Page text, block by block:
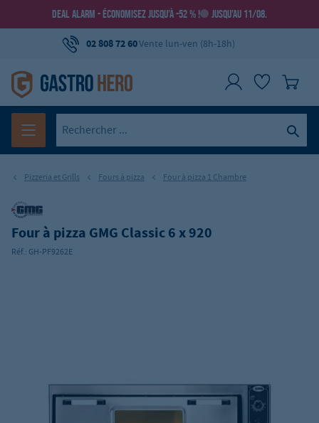
DEAL ALARM - ÉCONOMISEZ JUSQU’À -52 % ! JUSQU’AU 11/08.
02 808 72 60Vente lun-ven (8h-18h)
Pizzeria et Grills Fours à pizza Four à pizza 1 Chambre
Four à pizza GMG Classic 6 x 920
Réf.: GH-PF9262E